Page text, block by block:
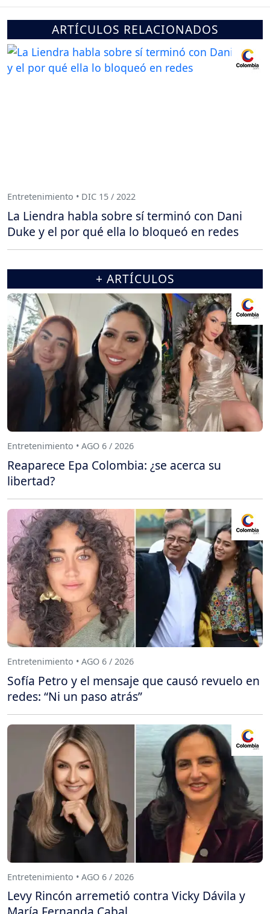
ARTÍCULOS RELACIONADOS
Entretenimiento • DIC 15 / 2022
La Liendra habla sobre sí terminó con Dani
Duke y el por qué ella lo bloqueó en redes
+ ARTÍCULOS
Entretenimiento • AGO 6 / 2026
Reaparece Epa Colombia: ¿se acerca su
libertad?
Entretenimiento • AGO 6 / 2026
Sofía Petro y el mensaje que causó revuelo en
redes: “Ni un paso atrás”
Entretenimiento • AGO 6 / 2026
Levy Rincón arremetió contra Vicky Dávila y